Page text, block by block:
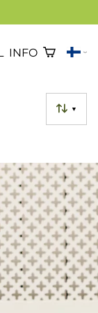
INFO
▼